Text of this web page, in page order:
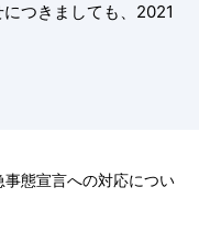
つきましても、2021
態宣言への対応につい